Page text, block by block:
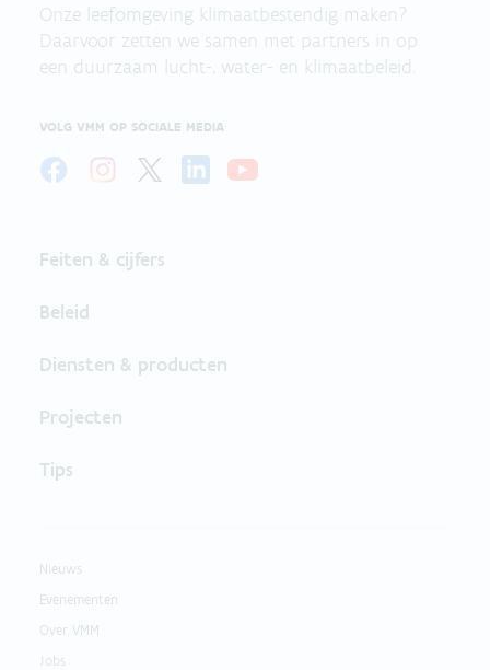
Onze leefomgeving klimaatbestendig maken?
Daarvoor zetten we samen met partners in op
een duurzaam lucht-, water- en klimaatbeleid.
VOLG VMM OP SOCIALE MEDIA
Feiten & cijfers
Beleid
Diensten & producten
Projecten
Tips
Nieuws
Evenementen
Over VMM
Jobs